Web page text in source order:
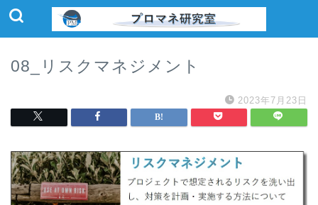
08_リスクマネジメント
2023年7月23日